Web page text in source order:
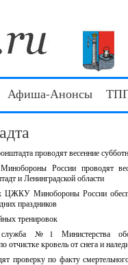
Афиша-Анонсы
проводят весенние
России проводят
и Ленинградской области
ЦЖКУ Минобороны России
праздников
тренировок
служба №1 Министерства
отчистке кровель от снега и
проверку по факту